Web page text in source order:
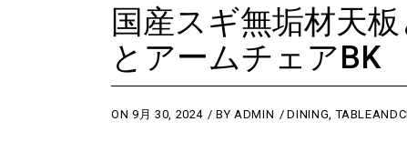
国産スギ無垢材天
とアームチェアBK
ON 9月 30, 2024 BY ADMIN DINING ,